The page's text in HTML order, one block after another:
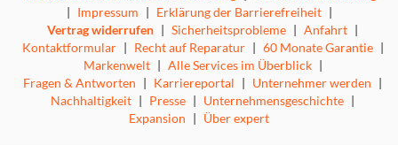
| Impressum | Erklärung der Barrierefreiheit |
Vertrag widerrufen | Sicherheitsprobleme | Anfahrt |
Kontaktformular | Recht auf Reparatur | 60 Monate Garantie |
Markenwelt | Alle Services im Überblick |
Fragen & Antworten | Karriereportal | Unternehmer werden |
Nachhaltigkeit | Presse | Unternehmensgeschichte |
Expansion | Über expert